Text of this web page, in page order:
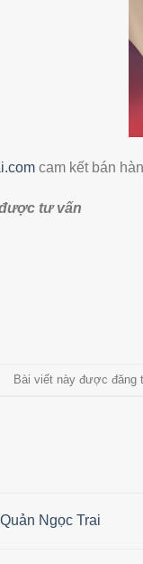
cam kết bán
tư vấn
Bài viết này được đăng
Ngọc Trai